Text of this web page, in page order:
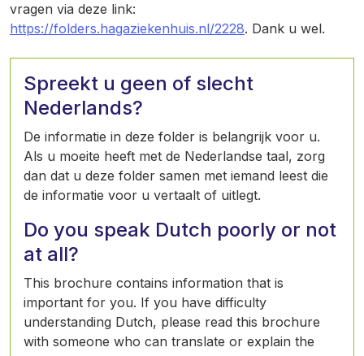
vragen via deze link:
https://folders.hagaziekenhuis.nl/2228. Dank u wel.
Spreekt u geen of slecht
Nederlands?
De informatie in deze folder is belangrijk voor u.
Als u moeite heeft met de Nederlandse taal, zorg
dan dat u deze folder samen met iemand leest die
de informatie voor u vertaalt of uitlegt.
Do you speak Dutch poorly or not
at all?
This brochure contains information that is
important for you. If you have difficulty
understanding Dutch, please read this brochure
with someone who can translate or explain the